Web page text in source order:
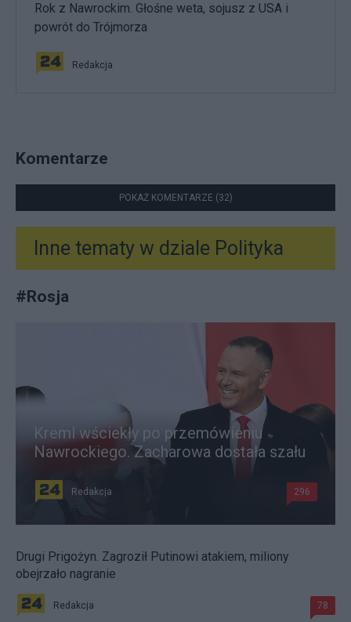
Rok z Nawrockim. Głośne weta, sojusz z USA i
powrót do Trójmorza
Redakcja
Komentarze
POKAŻ KOMENTARZE (32)
Inne tematy w dziale Polityka
#Rosja
Kreml wściekły po przemówieniu
Nawrockiego. Zacharowa dostała szału
Redakcja 296
Drugi Prigożyn. Zagroził Putinowi atakiem, miliony
obejrzało nagranie
Redakcja 78